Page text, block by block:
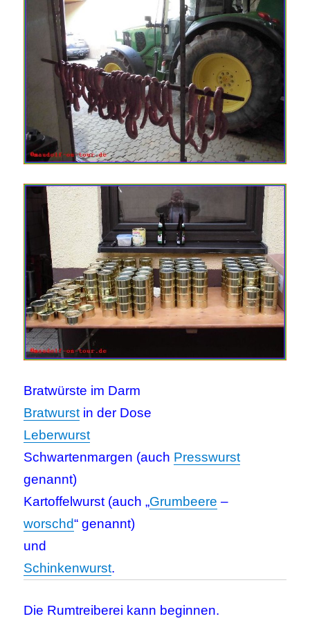
Bratwürste im Darm
Bratwurst in der Dose
Leberwurst
Schwartenmargen (auch Presswurst
genannt)
Kartoffelwurst (auch „Grumbeere –
worschd“ genannt)
und
Schinkenwurst.
Die Rumtreiberei kann beginnen.